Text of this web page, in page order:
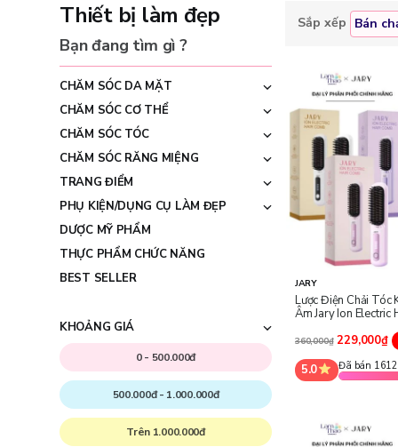
Thiết bị làm đẹp
Bạn đang tìm gì ?
CHĂM SÓC DA MẶT
CHĂM SÓC CƠ THỂ
CHĂM SÓC TÓC
CHĂM SÓC RĂNG MIỆNG
TRANG ĐIỂM
PHỤ KIỆN/DỤNG CỤ LÀM ĐẸP
DƯỢC MỸ PHẨM
THỰC PHẨM CHỨC NĂNG
BEST SELLER
KHOẢNG GIÁ
0 - 500.000đ
500.000đ - 1.000.000đ
Trên 1.000.000đ
Sắp xếp Bán
JARY
Lược Điện Chải Tóc
Âm Jary Ion Electric
360,000₫ 229,000₫
5.0 Đã bán